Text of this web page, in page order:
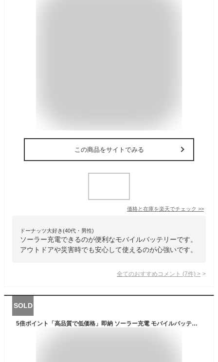
この商品をサイトでみる
価格と在庫を楽天でチェック >>
ドーナッツ大好き(40代・男性)
ソーラー充電できるのが便利なモバイルバッテリーです。
アウトドアや災害時でも安心して使えるのが心強いです。
全てのおすすめコメント (7件) >
SOLD
5倍ポイント「高品質で低価格」即納 ソーラー充電 モバイルバッテリー ソーラー 大容量 小型 高速充電 スマホ充電器 20000mAh 軽量 薄型 機内持ち込み 同時充電 LED照明機能 iPhone/Android対応 PSE認証済み 3in1ケーブル 送料無料